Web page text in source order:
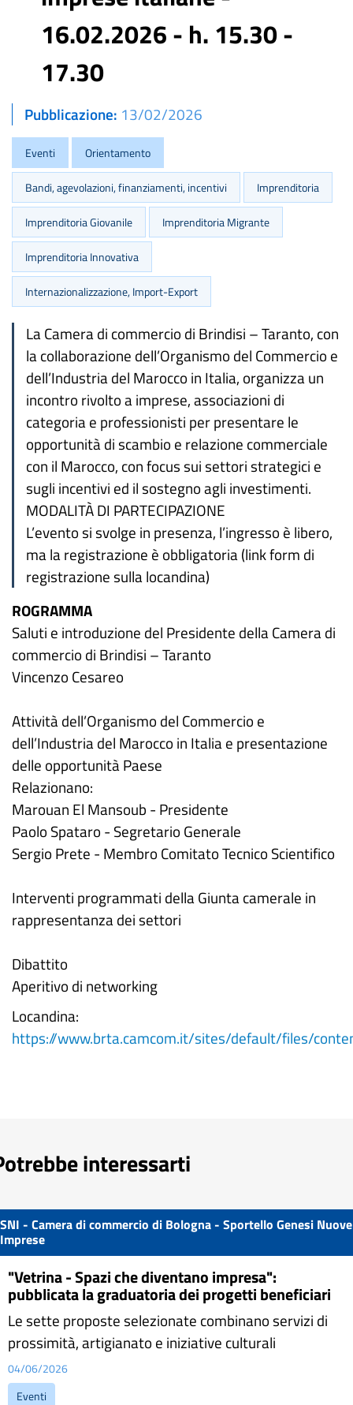
16.02.2026 - h. 15.30 -
17.30
Pubblicazione 13/02/2026
Eventi Orientamento
Bandi, agevolazioni, finanziamenti, incentivi Imprenditoria
Imprenditoria Giovanile Imprenditoria Migrante
Imprenditoria Innovativa
Internazionalizzazione, Import-Export
La Camera di commercio di Brindisi – Taranto, con
la collaborazione dell’Organismo del Commercio e
dell’Industria del Marocco in Italia, organizza un
incontro rivolto a imprese, associazioni di
categoria e professionisti per presentare le
opportunità di scambio e relazione commerciale
con il Marocco, con focus sui settori strategici e
sugli incentivi ed il sostegno agli investimenti.
MODALITÀ DI PARTECIPAZIONE
L’evento si svolge in presenza, l’ingresso è libero,
ma la registrazione è obbligatoria (link form di
registrazione sulla locandina)
ROGRAMMA
Saluti e introduzione del Presidente della Camera di
commercio di Brindisi – Taranto
Vincenzo Cesareo
Attività dell’Organismo del Commercio e
dell’Industria del Marocco in Italia e presentazione
delle opportunità Paese
Relazionano:
Marouan El Mansoub - Presidente
Paolo Spataro - Segretario Generale
Sergio Prete - Membro Comitato Tecnico Scientifico
Interventi programmati della Giunta camerale in
rappresentanza dei settori
Dibattito
Aperitivo di networking
Locandina:
https://www.brta.camcom.it/sites/default/files/
interessarti
SNI - Camera di commercio di Bologna - Sportello Genesi Nuove
Imprese
"Vetrina - Spazi che diventano impresa":
pubblicata la graduatoria dei progetti beneficiari
Le sette proposte selezionate combinano servizi di
prossimità, artigianato e iniziative culturali
04/06/2026
Eventi